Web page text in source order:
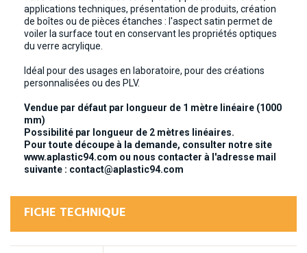
applications techniques, présentation de produits, création
de boîtes ou de pièces étanches : l'aspect satin permet de
voiler la surface tout en conservant les propriétés optiques
du verre acrylique.
Idéal pour des usages en laboratoire, pour des créations
personnalisées ou des PLV.
Vendue par défaut par longueur de 1 mètre linéaire (1000
mm)
Possibilité par longueur de 2 mètres linéaires.
Pour toute découpe à la demande, consulter notre site
www.aplastic94.com ou nous contacter à l'adresse mail
suivante : contact@aplastic94.com
FICHE TECHNIQUE